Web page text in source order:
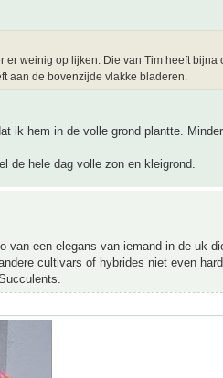
er weinig op lijken. Die van Tim heeft bijna
aan de bovenzijde vlakke bladeren.
ik hem in de volle grond plantte.
de hele dag volle zon en kleigrond.
van een elegans van iemand in de uk
cultivars of hybrides niet even